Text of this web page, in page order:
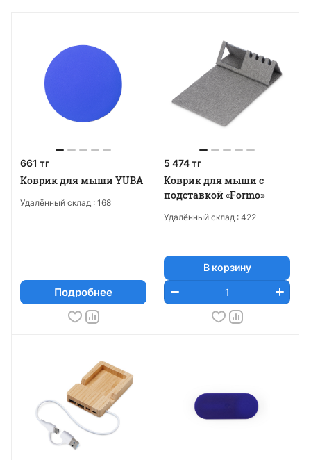
661 тг
Коврик для мыши YUBA
Удалённый склад : 168
Подробнее
5 474 тг
Коврик для мыши с
подставкой «Formo»
Удалённый склад : 422
В корзину